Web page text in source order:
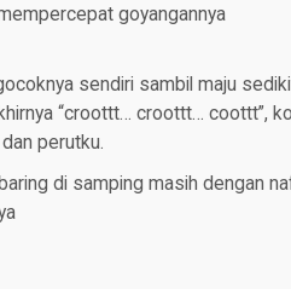
goyangannya
sendiri sambil maju
“croottt… croottt… coottt”,
perutku.
di samping masih dengan